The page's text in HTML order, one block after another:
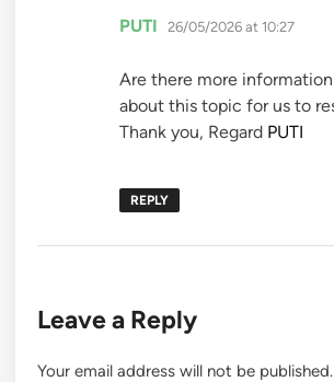
PUTI says:
26/05/2026 at 10:27
Are there more
about this topic for us to
Thank you, Regard PUTI
REPLY
Leave a Reply
Your email address will not be published.